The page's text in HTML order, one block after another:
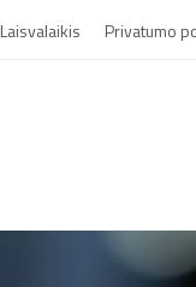
Laisvalaikis Privatumo